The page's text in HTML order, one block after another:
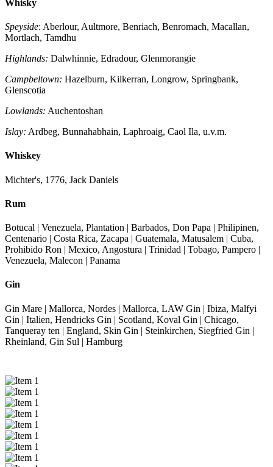
Whisky
Speyside: Aberlour, Aultmore, Benriach, Benromach, Macallan,
Mortlach, Tamdhu
Highlands: Dalwhinnie, Edradour, Glenmorangie
Campbeltown: Hazelburn, Kilkerran, Longrow, Springbank,
Glenscotia
Lowlands: Auchentoshan
Islay: Ardbeg, Bunnahabhain, Laphroaig, Caol Ila, u.v.m.
Whiskey
Michter's, 1776, Jack Daniels
Rum
Botucal | Venezuela, Plantation | Barbados, Don Papa | Philipinen,
Centenario | Costa Rica, Zacapa | Guatemala, Matusalem | Cuba,
Prohibido Ron | Mexico, Angostura | Trinidad | Tobago, Pampero |
Venezuela, Malecon | Panama
Gin
Gin Mare | Mallorca, Nordes | Mallorca, LAW Gin | Ibiza, Malfyi
Gin | Italien, Hendricks Gin | Scotland, Koval Gin | Chicago,
Tanqueray ten | England, Skin Gin | Steinkirchen, Siegfried Gin |
Rheinland, Gin Sul | Hamburg